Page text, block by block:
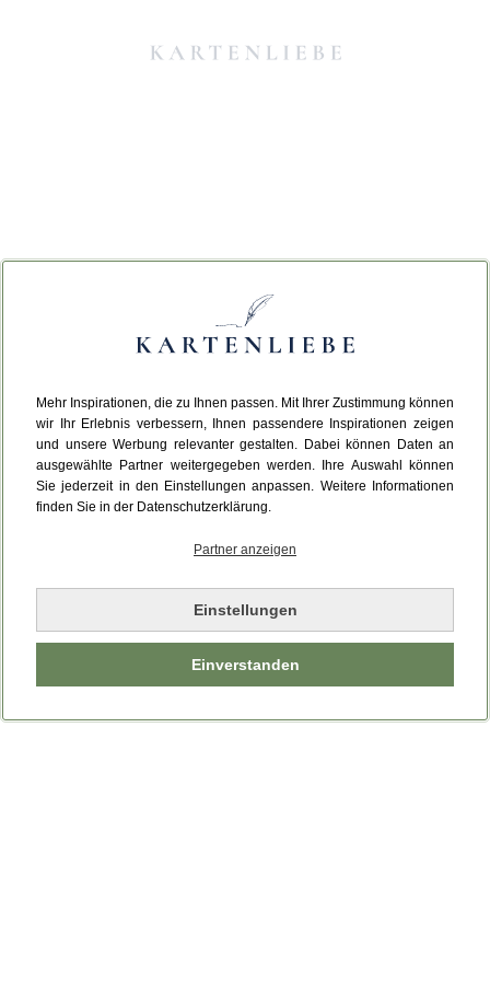
Mehr Inspirationen, die zu Ihnen passen. Mit Ihrer Zustimmung können
wir Ihr Erlebnis verbessern, Ihnen passendere Inspirationen zeigen
und unsere Werbung relevanter gestalten. Dabei können Daten an
ausgewählte Partner weitergegeben werden. Ihre Auswahl können
Sie jederzeit in den Einstellungen anpassen. Weitere Informationen
finden Sie in der Datenschutzerklärung.
Partner anzeigen
Einstellungen
Einverstanden
Da ist etwas schiefgelaufen.
Leider ist ein technischer Fehler aufgetreten.
Bitte laden Sie die Seite neu.